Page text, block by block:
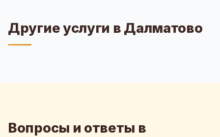
Другие услуги в Далматово
Вопросы и ответы в